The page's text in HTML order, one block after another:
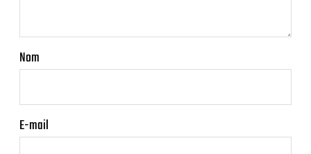
Nom
E-mail